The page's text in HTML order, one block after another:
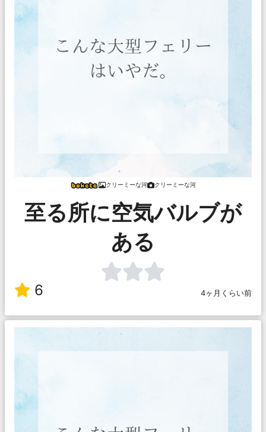
クリーミーな河 クリーミーな河
至る所に空気バルブが
ある
6 4ヶ月くらい前